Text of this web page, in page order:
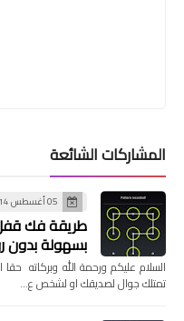
المشاركات الشائعة
05 أغسطس 2014
طريقة فك قفل
بسهولة بدون
السلام عليكم ورحمة الله وبركاته
تمتلك جوال لصديقك او لشخص ع…